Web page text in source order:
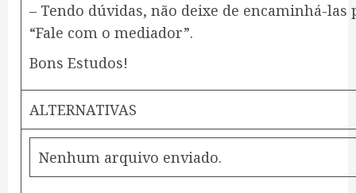
– Tendo dúvidas, não deixe de encaminhá-las
“Fale com o mediador”.
Bons Estudos!
ALTERNATIVAS
Nenhum arquivo enviado.